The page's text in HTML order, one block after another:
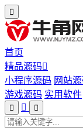
首页
精品源码
小程序源码 网站
游戏源码 实用软件